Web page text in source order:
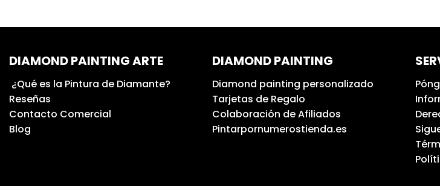
DIAMOND PAINTING ARTE
¿Qué es la Pintura de Diamante?
Reseñas
Contacto Comercial
Blog
DIAMOND PAINTING
Diamond painting personalizado
Tarjetas de Regalo
Colaboración de Afiliados
Pintarpornumerostienda.es